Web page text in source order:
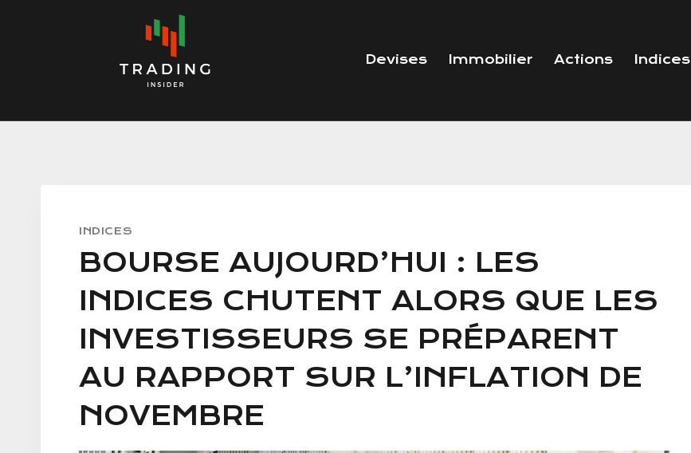
Devises Immobilier Actions Indices
INDICES
BOURSE AUJOURD’HUI : LES
INDICES CHUTENT ALORS QUE LES
INVESTISSEURS SE PRÉPARENT
AU RAPPORT SUR L’INFLATION DE
NOVEMBRE